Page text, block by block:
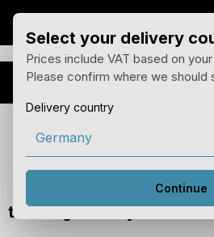
Overslaan naar hoofdinhoud
BTW.
Je kunt het land van levering
trivum geluidssystemen
Select your delivery
Prices include VAT based on
Please confirm where we should
Delivery country
Continue